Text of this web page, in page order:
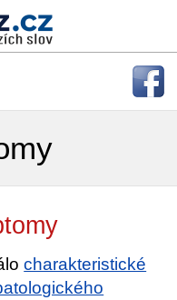
charakteristické